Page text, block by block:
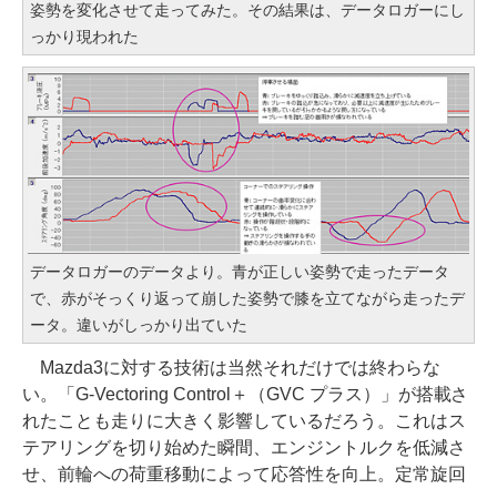
姿勢を変化させて走ってみた。その結果は、データロガーにし
っかり現われた
データロガーのデータより。青が正しい姿勢で走ったデータ
で、赤がそっくり返って崩した姿勢で膝を立てながら走ったデ
ータ。違いがしっかり出ていた
Mazda3に対する技術は当然それだけでは終わらな
い。「G-Vectoring Control＋（GVC プラス）」が搭載さ
れたことも走りに大きく影響しているだろう。これはス
テアリングを切り始めた瞬間、エンジントルクを低減さ
せ、前輪への荷重移動によって応答性を向上。定常旋回